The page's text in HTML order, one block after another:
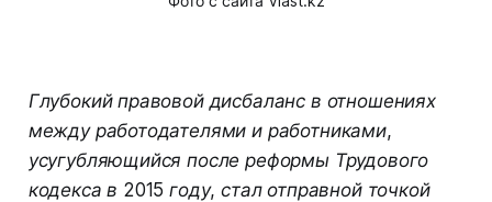
Глубокий правовой дисбаланс в отношениях
между работодателями и работниками,
усугубляющийся после реформы Трудового
кодекса в 2015 году, стал отправной точкой